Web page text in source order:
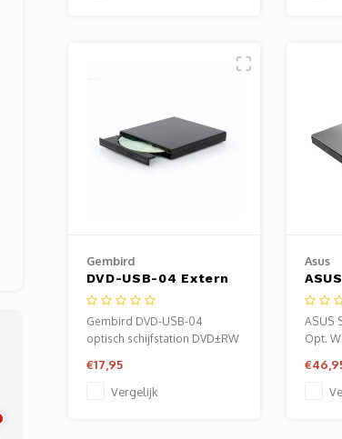
Gembird
DVD-USB-04 Extern
DVD±RW-station |
Aansluiting: USB
Gembird DVD-USB-04
optisch schijfstation DVD±RW
€17,95
Vergelijk
Asus
U |
ASUS
Opt.